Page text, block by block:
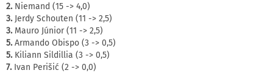
2.Niemand (15 -> 4,0)
3.Jerdy Schouten (11 -> 2,5)
3.Mauro Júnior (11 -> 2,5)
5.Armando Obispo (3 -> 0,5)
5.Kiliann Sildillia (3 -> 0,5)
7.Ivan Perišić (2 -> 0,0)